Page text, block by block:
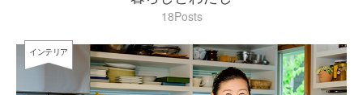
18Posts
インテリア